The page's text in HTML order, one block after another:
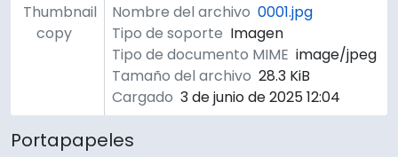
Thumbnail
copy
Nombre del archivo 0001.jpg
Tipo de soporte Imagen
Tipo de documento MIME image/jpeg
Tamaño del archivo 28.3 KiB
Cargado 3 de junio de 2025 12:04
Portapapeles